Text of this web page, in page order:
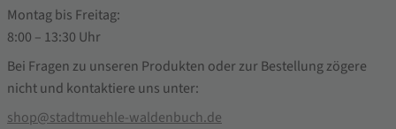
Montag bis Freitag:
8:00 – 13:30 Uhr
Bei Fragen zu unseren Produkten oder zur Bestellung zögere
nicht und kontaktiere uns unter:
shop@stadtmuehle-waldenbuch.de